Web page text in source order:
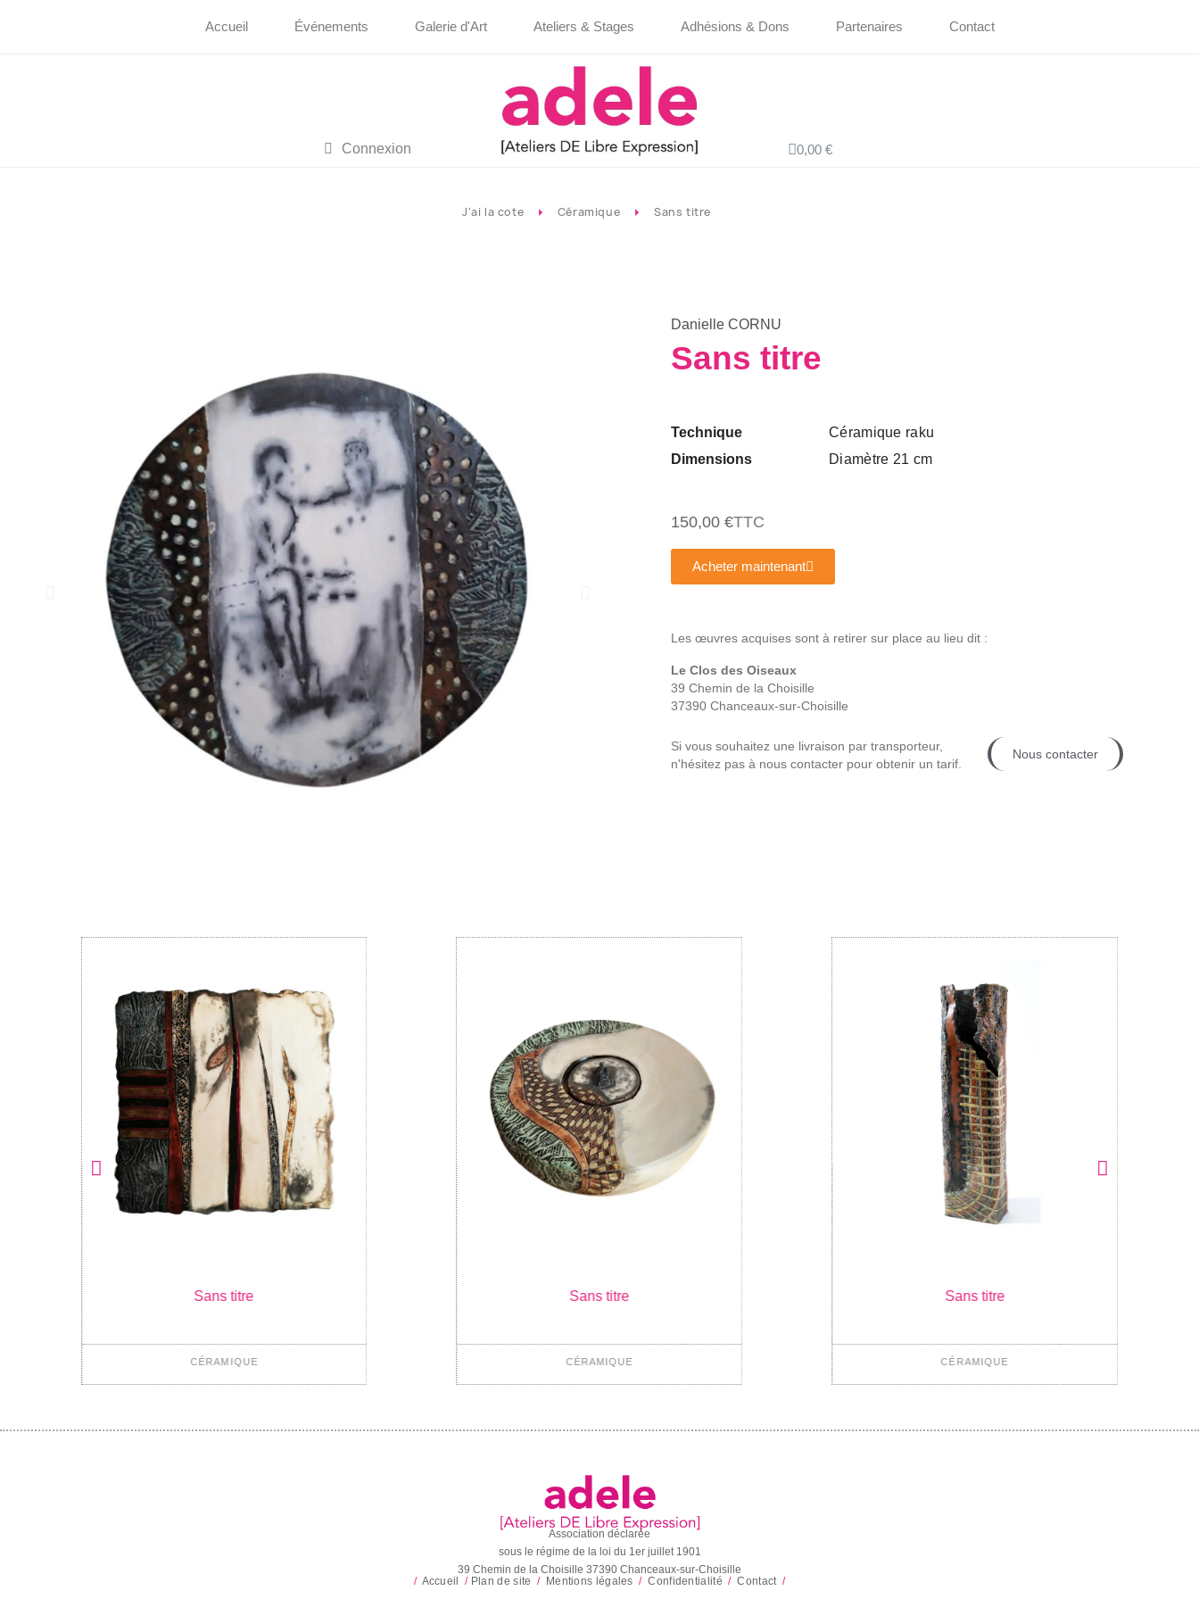
Accueil Événements Galerie d'Art Ateliers & Stages Adhésions & Dons Partenaires Contact
Connexion 0,00 €
J'ai la cote Céramique Sans titre
Danielle CORNU
Sans titre
Technique
Céramique raku
Dimensions
Diamètre 21 cm
150,00 €TTC
Acheter maintenant
Les œuvres acquises sont à retirer sur place au lieu dit :
Le Clos des Oiseaux
39 Chemin de la Choisille
37390 Chanceaux-sur-Choisille
Si vous souhaitez une livraison par transporteur,
n'hésitez pas à nous contacter pour obtenir un tarif.
Nous contacter
Sans titre
CÉRAMIQUE
Sans titre
CÉRAMIQUE
Sans titre
CÉRAMIQUE
Association déclarée
sous le régime de la loi du 1er juillet 1901
39 Chemin de la Choisille 37390 Chanceaux-sur-Choisille
/ Accueil / Plan de site / Mentions légales / Confidentialité / Contact /